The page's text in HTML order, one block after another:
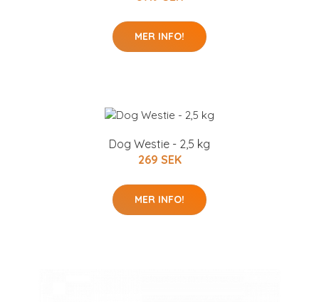
MER INFO!
Dog Westie - 2,5 kg
269 SEK
MER INFO!